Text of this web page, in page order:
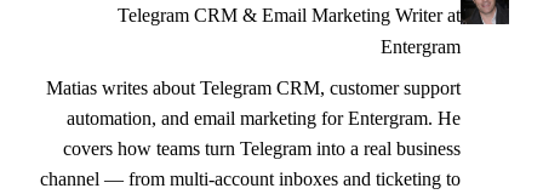
Telegram CRM & Email Marketing Writer at
Entergram
Matias writes about Telegram CRM, customer support
automation, and email marketing for Entergram. He
covers how teams turn Telegram into a real business
channel — from multi-account inboxes and ticketing to